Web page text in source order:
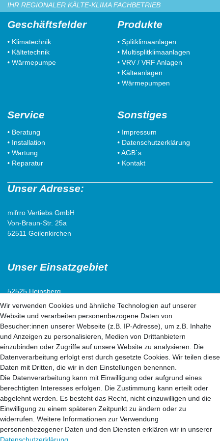
IHR REGIONALER KÄLTE-KLIMA FACHBETRIEB
Geschäftsfelder
• Klimatechnik
• Kältetechnik
• Wärmepumpe
Produkte
• Splitklimaanlagen
• Multisplitklimaanlagen
• VRV / VRF Anlagen
• Kälteanlagen
• Wärmepumpen
Service
• Beratung
• Installation
• Wartung
• Reparatur
Sonstiges
• Impressum
• Datenschutzerklärung
• AGB`s
• Kontakt
Unser Adresse:
mifrro Vertiebs GmbH
Von-Braun-Str. 25a
52511 Geilenkirchen
Unser Einsatzgebiet
52525 Heinsberg
52538 Selfkant
52511 Geilenkirchen
52222 Stolberg
52428 Jülich
52499 Baesweiler
52477 Alsdorf
52531 Übach-Palenberg
52134 Herzogenrath
52070 Aachen
41812 Erkelenz
Wir verwenden Cookies und ähnliche Technologien auf unserer
Website und verarbeiten personenbezogene Daten von
Besucher:innen unserer Webseite (z.B. IP-Adresse), um z.B. Inhalte
und Anzeigen zu personalisieren, Medien von Drittanbietern
einzubinden oder Zugriffe auf unsere Website zu analysieren. Die
Datenverarbeitung erfolgt erst durch gesetzte Cookies. Wir teilen diese
Daten mit Dritten, die wir in den Einstellungen benennen.
Die Datenverarbeitung kann mit Einwilligung oder aufgrund eines
berechtigten Interesses erfolgen. Die Zustimmung kann erteilt oder
abgelehnt werden. Es besteht das Recht, nicht einzuwilligen und die
Einwilligung zu einem späteren Zeitpunkt zu ändern oder zu
widerrufen. Weitere Informationen zur Verwendung
personenbezogener Daten und den Diensten erklären wir in unserer